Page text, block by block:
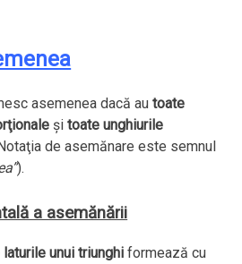
asemenea dacă autoate
şitoate unghiurile
de asemănare este semnul
).
a asemănării
unui triunghi formează cu